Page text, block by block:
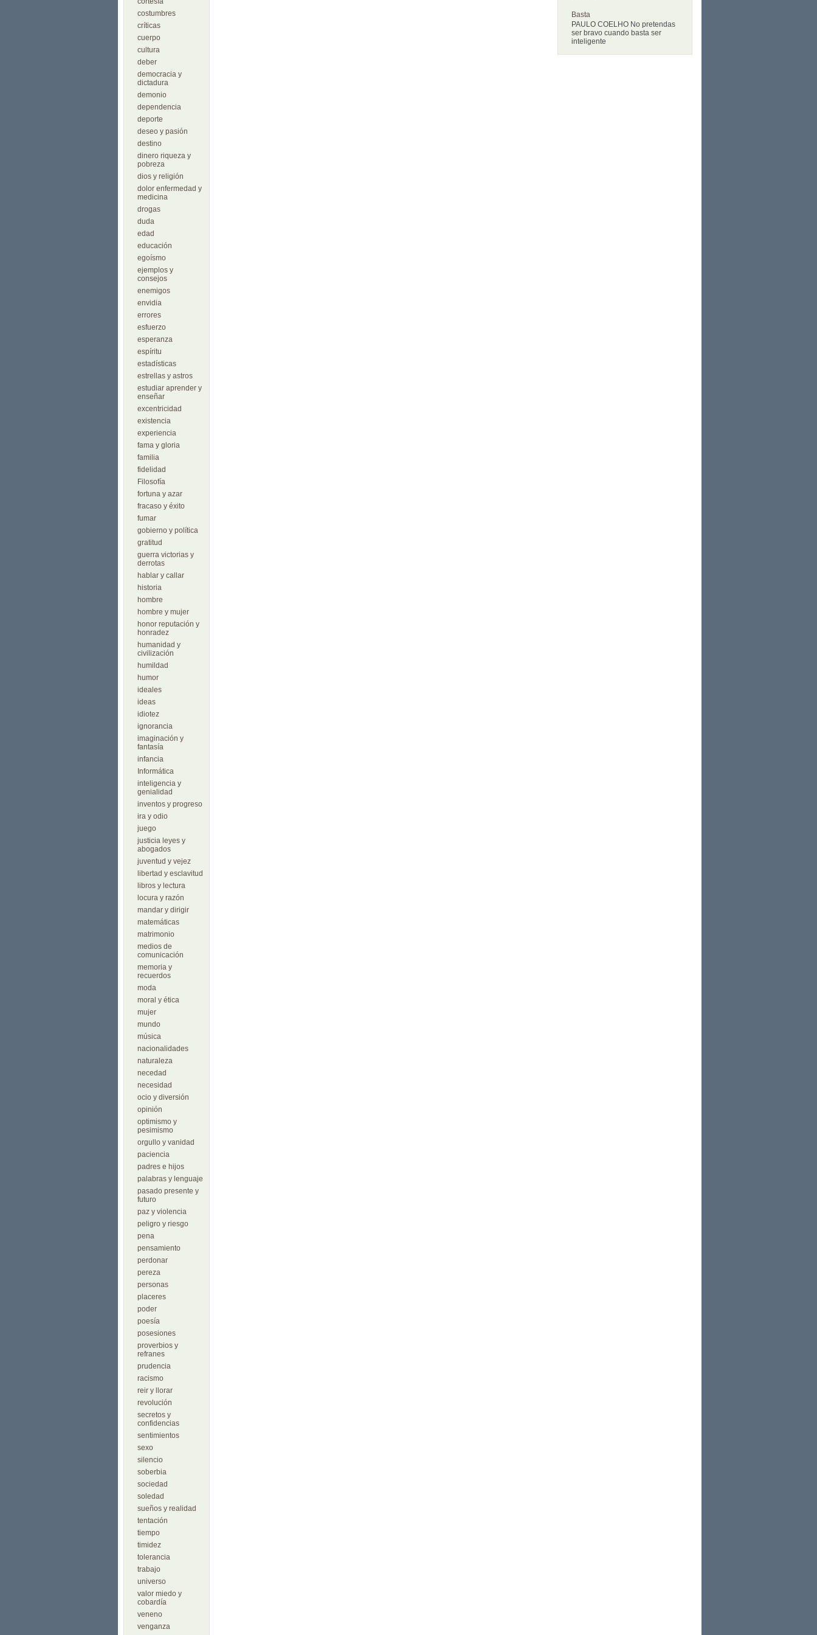
costumbres
críticas
cuerpo
cultura
deber
democracia y
dictadura
demonio
dependencia
deporte
deseo y pasión
destino
dinero riqueza y
pobreza
dios y religión
dolor enfermedad y
medicina
drogas
duda
edad
educación
egoísmo
ejemplos y
consejos
enemigos
envidia
errores
esfuerzo
esperanza
espíritu
estadísticas
estrellas y astros
estudiar aprender y
enseñar
excentricidad
existencia
experiencia
fama y gloria
familia
fidelidad
Filosofía
fortuna y azar
fracaso y éxito
fumar
gobierno y política
gratitud
guerra victorias y
derrotas
hablar y callar
historia
hombre
hombre y mujer
honor reputación y
honradez
humanidad y
civilización
humildad
humor
ideales
ideas
idiotez
ignorancia
imaginación y
fantasía
infancia
Informática
inteligencia y
genialidad
inventos y progreso
ira y odio
juego
justicia leyes y
abogados
juventud y vejez
libertad y esclavitud
libros y lectura
locura y razón
mandar y dirigir
matemáticas
matrimonio
medios de
comunicación
memoria y
recuerdos
moda
moral y ética
mujer
mundo
música
nacionalidades
naturaleza
necedad
necesidad
ocio y diversión
opinión
optimismo y
pesimismo
orgullo y vanidad
paciencia
padres e hijos
palabras y lenguaje
pasado presente y
futuro
paz y violencia
peligro y riesgo
pena
pensamiento
perdonar
pereza
personas
placeres
poder
poesía
posesiones
proverbios y
refranes
prudencia
racismo
reir y llorar
revolución
secretos y
confidencias
sentimientos
sexo
silencio
soberbia
sociedad
soledad
sueños y realidad
tentación
tiempo
timidez
tolerancia
trabajo
universo
valor miedo y
cobardía
veneno
venganza
Basta
PAULO COELHO No pretendas
ser bravo cuando basta ser
inteligente